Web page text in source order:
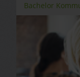
Bachelor